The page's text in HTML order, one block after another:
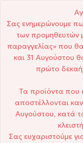
Σας ενημερώνουμε
των προμηθευτών
παραγγελίας» που
και 31 Αυγούστου
πρώτο
Τα προϊόντα που
αποστέλλονται
Αυγούστου, κατά
Σας ευχαριστούμε